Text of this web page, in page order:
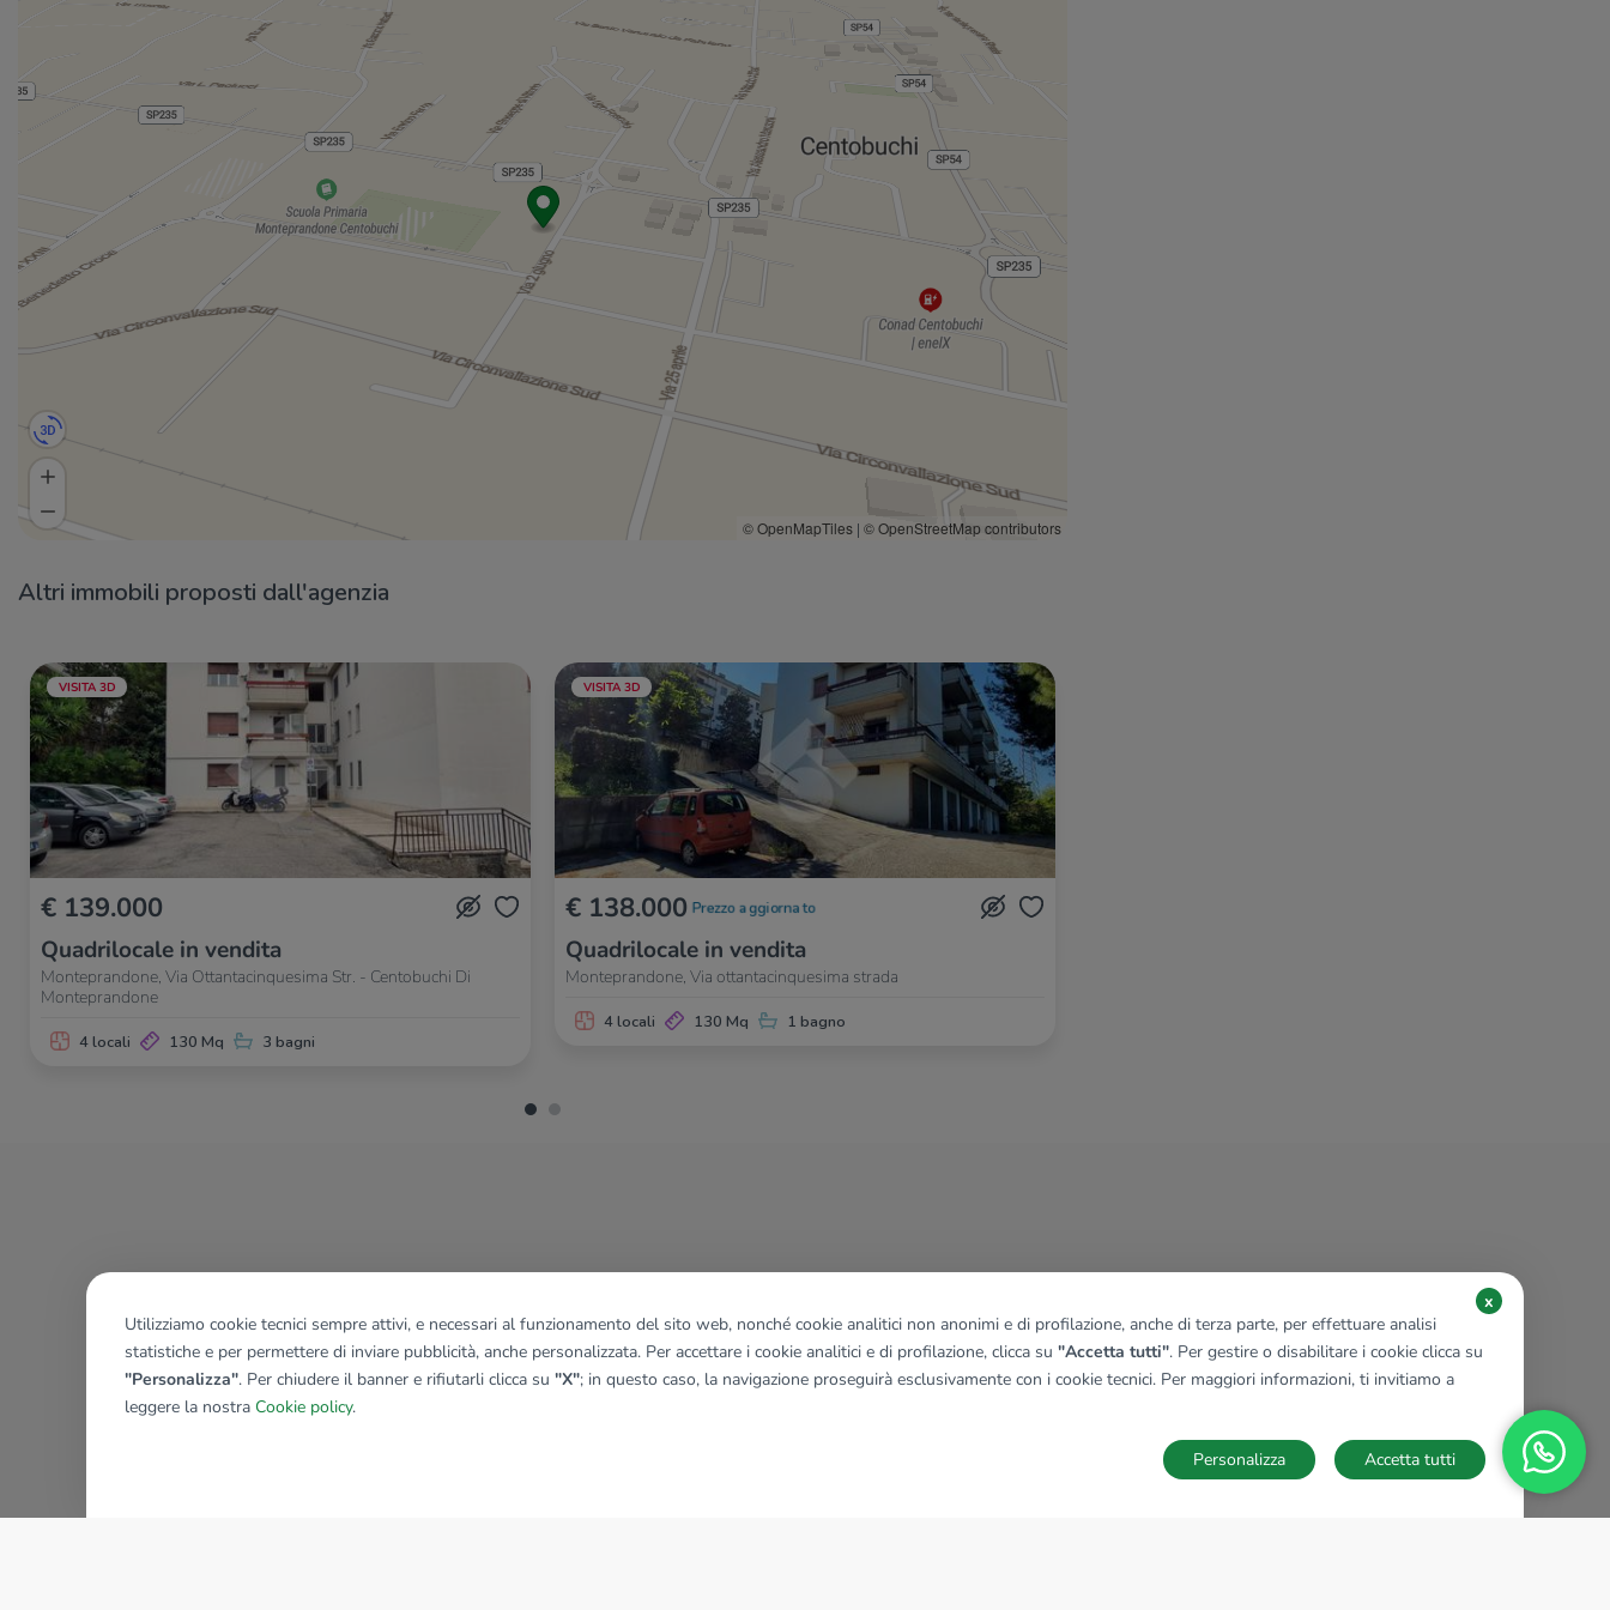
© OpenMapTiles | © OpenStreetMap contributors
Altri immobili proposti dall'agenzia
VISITA 3D
€ 139.000
Quadrilocale in vendita
Monteprandone, Via Ottantacinquesima Str. - Centobuchi Di
Monteprandone
4 locali 130 Mq 3 bagni
VISITA 3D
€ 138.000 Prezzo aggiornato
Quadrilocale in vendita
Monteprandone, Via ottantacinquesima strada
4 locali 130 Mq 1 bagno
Utilizziamo cookie tecnici sempre attivi, e necessari al funzionamento del sito web, nonché cookie analitici non anonimi e di profilazione, anche di terza parte, per effettuare analisi
statistiche e per permettere di inviare pubblicità, anche personalizzata. Per accettare i cookie analitici e di profilazione, clicca su "Accetta tutti". Per gestire o disabilitare i cookie clicca su
"Personalizza". Per chiudere il banner e rifiutarli clicca su "X"; in questo caso, la navigazione proseguirà esclusivamente con i cookie tecnici. Per maggiori informazioni, ti invitiamo a
leggere la nostra Cookie policy.
x
Accetta tutti
Personalizza